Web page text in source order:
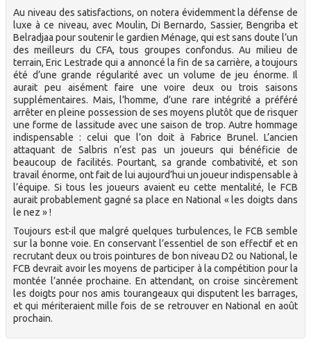
Au niveau des satisfactions, on notera évidemment la défense de
luxe à ce niveau, avec Moulin, Di Bernardo, Sassier, Bengriba et
Belradjaa pour soutenir le gardien Ménage, qui est sans doute l’un
des meilleurs du CFA, tous groupes confondus. Au milieu de
terrain, Eric Lestrade qui a annoncé la fin de sa carrière, a toujours
été d’une grande régularité avec un volume de jeu énorme. Il
aurait peu aisément faire une voire deux ou trois saisons
supplémentaires. Mais, l’homme, d’une rare intégrité a préféré
arrêter en pleine possession de ses moyens plutôt que de risquer
une forme de lassitude avec une saison de trop. Autre hommage
indispensable : celui que l’on doit à Fabrice Brunel. L’ancien
attaquant de Salbris n’est pas un joueurs qui bénéficie de
beaucoup de facilités. Pourtant, sa grande combativité, et son
travail énorme, ont fait de lui aujourd’hui un joueur indispensable à
l’équipe. Si tous les joueurs avaient eu cette mentalité, le FCB
aurait probablement gagné sa place en National « les doigts dans
le nez » !
Toujours est-il que malgré quelques turbulences, le FCB semble
sur la bonne voie. En conservant l’essentiel de son effectif et en
recrutant deux ou trois pointures de bon niveau D2 ou National, le
FCB devrait avoir les moyens de participer à la compétition pour la
montée l’année prochaine. En attendant, on croise sincèrement
les doigts pour nos amis tourangeaux qui disputent les barrages,
et qui mériteraient mille fois de se retrouver en National en août
prochain.